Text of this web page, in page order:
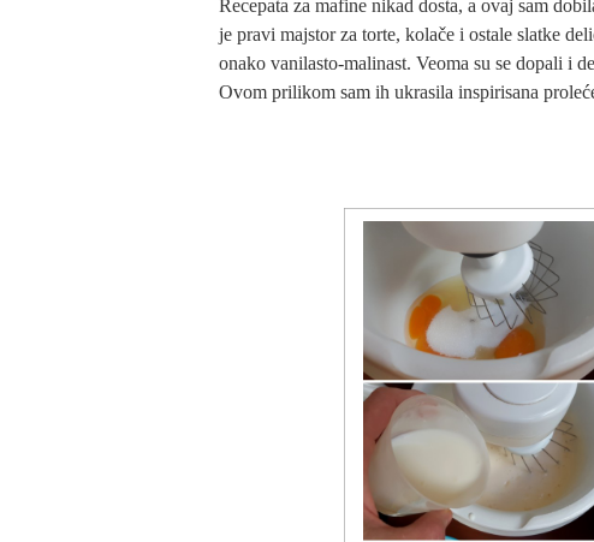
Recepata za mafine nikad dosta, a ovaj sam
je pravi majstor za torte, kolače i ostale slatke
onako vanilasto-malinast. Veoma su se dopali i
Ovom prilikom sam ih ukrasila inspirisana